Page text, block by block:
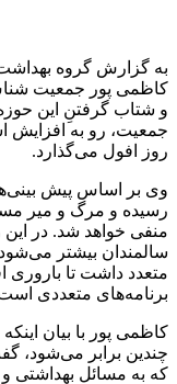
به گزارش گروه
کاظمی پور جمعیت شناس
و شتاب گرفتنِ این
جمعیت، رو به افزایش
روز افول می‌گذارد.
رسیده و مرگ و میر
منفی خواهد شد. در
سالمندان بیشتر
متعدد داشت تا باروری
برنامه‌های متعددی
کاظمی پور با بیان
چندین برابر می‌شود،
که به مسائل بهداشتی و